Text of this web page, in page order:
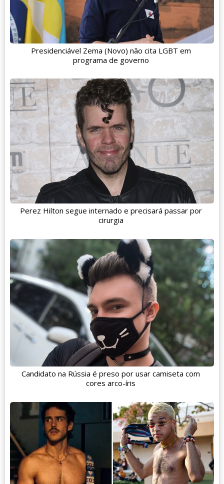
Presidenciável Zema (Novo) não cita LGBT em
programa de governo
Perez Hilton segue internado e precisará passar por
cirurgia
Candidato na Rússia é preso por usar camiseta com
cores arco-íris